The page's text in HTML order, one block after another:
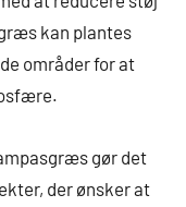
kan plantes
områder for at
gør det
der ønsker at